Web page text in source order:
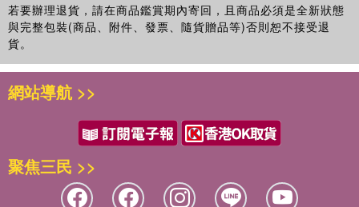
若要辦理退貨，請在商品鑑賞期內寄回，且商品必須是全新狀態
與完整包裝(商品、附件、發票、隨貨贈品等)否則恕不接受退
貨。
網站導航 >>
聚焦三民 >>